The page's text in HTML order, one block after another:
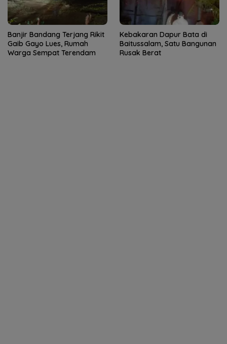
Banjir Bandang Terjang Rikit
Gaib Gayo Lues, Rumah
Warga Sempat Terendam
Kebakaran Dapur Bata di
Baitussalam, Satu Bangunan
Rusak Berat